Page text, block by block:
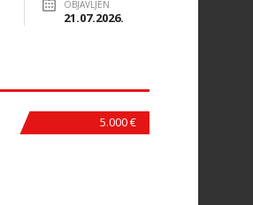
OBJAVLJEN
21.07.2026.
5.000 €